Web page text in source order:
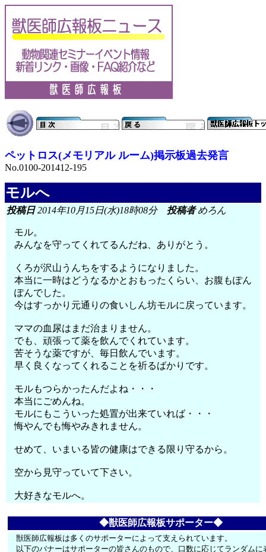
ペットロス(メモリアル ルーム)掲示板過去発言
No.0100-201412-195
モルへ
投稿日2014年10月15日(水)18時08分 投稿者めろん
モル。
みんなを守ってくれてるんだね、ありがとう。
くろが沢山うんちをするようになりました。
本当に一時はどうなるかとおもったくらい、お腹もぽん
ぽんでした。
今はすっかり元通りの食いしん坊モルに戻っています。
ママの血尿はまだ治まりません。
でも、頑張って薬を飲んでくれています。
苦そうな薬ですが、毎日飲んでいます。
早く良くなってくれることを祈るばかりです。
モルもつらかったんだよね・・・
本当にごめんね。
モルにもこういった処置が出来ていれば・・・
悔やんでも悔やみきれません。
せめて、いまいる皆の健康はできる限り守るから。
空から見守っていて下さい。
大好きなモルへ。
◆獣医師広報板サポーター◆
獣医師広報板は多くのサポーターによって支えられています。
以下のバナーはサポーターの皆さんのもので、口数に応じてランダムに